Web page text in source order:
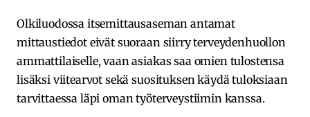
Olkiluodossa itsemittausaseman antamat
mittaustiedot eivät suoraan siirry terveydenhuollon
ammattilaiselle, vaan asiakas saa omien tulostensa
lisäksi viitearvot sekä suosituksen käydä tuloksiaan
tarvittaessa läpi oman työterveystiimin kanssa.